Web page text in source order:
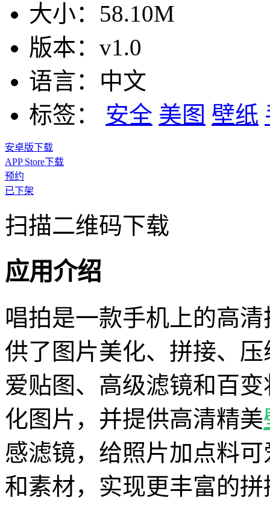
大小： 58.10M
版本： v1.0
语言： 中文
标签：
安全 美图 壁纸
安卓版下载
APP Store下载
预约
已下架
扫描二维码下载
应用介绍
唱拍是一款手机上的高
供了图片美化、拼接、
爱贴图、高级滤镜和百
化图片，并提供高清精美
感滤镜，给照片加点料
和素材，实现更丰富的